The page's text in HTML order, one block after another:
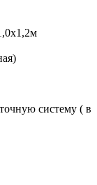
систему ( в